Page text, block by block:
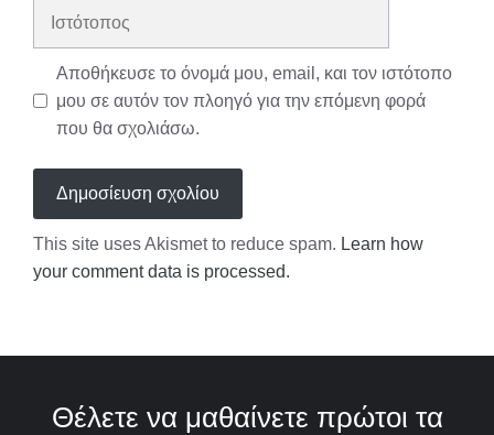
Ιστότοπος
Αποθήκευσε το όνομά μου, email, και τον ιστότοπο
μου σε αυτόν τον πλοηγό για την επόμενη φορά
που θα σχολιάσω.
This site uses Akismet to reduce spam. Learn how
your comment data is processed.
Θέλετε να μαθαίνετε πρώτοι τα